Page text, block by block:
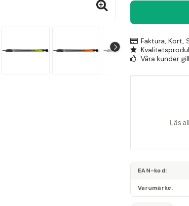
Faktura, Kort,
Våra kunder
EAN-kod
Varumärke